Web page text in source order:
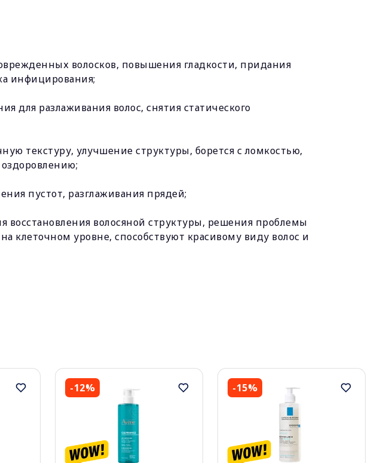
волосков, повышения гладкости, придания
инфицирования;
для разлаживания волос, снятия статического
текстуру, улучшение структуры, борется с ломкостью,
пустот, разглаживания прядей;
волосяной структуры, решения проблемы
клеточном уровне, способствуют красивому виду волос и
-12% -15%